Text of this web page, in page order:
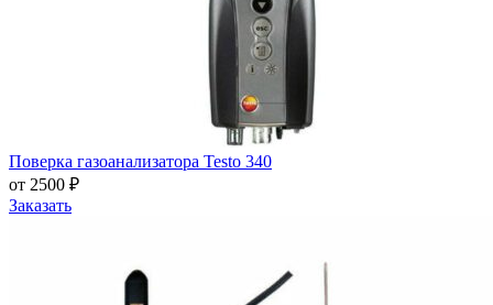
Поверка газоанализатора Testo 340
от 2500 ₽
Заказать